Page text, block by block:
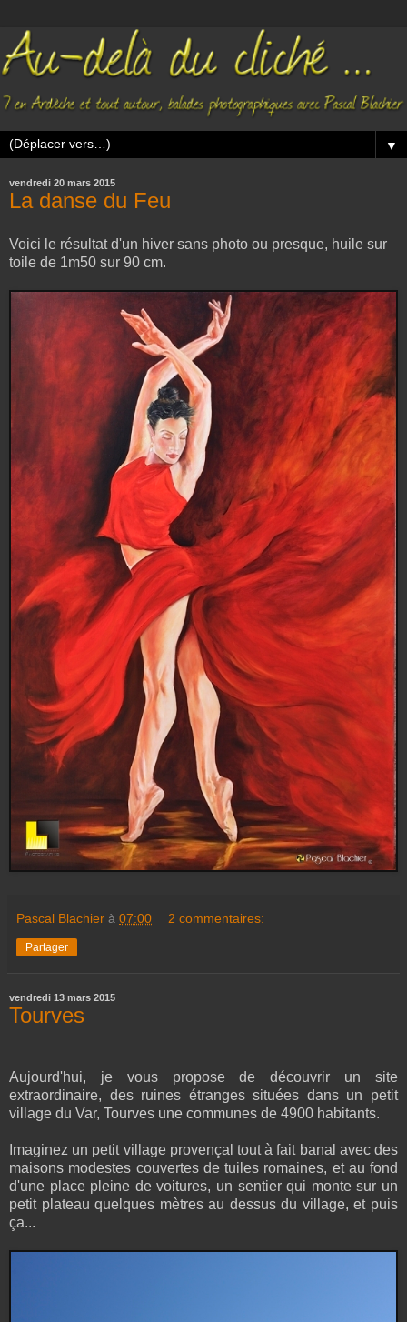
▼
vendredi 20 mars 2015
La danse du Feu
Voici le résultat d'un hiver sans photo ou presque, huile sur
toile de 1m50 sur 90 cm.
Pascal Blachier à 07:00 2 commentaires:
Partager
vendredi 13 mars 2015
Tourves
Aujourd'hui, je vous propose de découvrir un site
extraordinaire, des ruines étranges situées dans un petit
village du Var, Tourves une communes de 4900 habitants.
Imaginez un petit village provençal tout à fait banal avec des
maisons modestes couvertes de tuiles romaines, et au fond
d'une place pleine de voitures, un sentier qui monte sur un
petit plateau quelques mètres au dessus du village, et puis
ça...